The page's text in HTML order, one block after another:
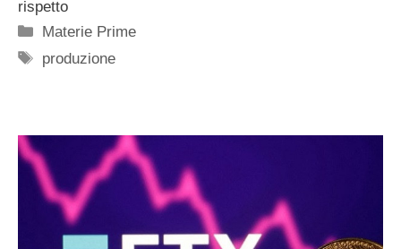
rispetto
Categorie
Materie Prime
Tag
produzione